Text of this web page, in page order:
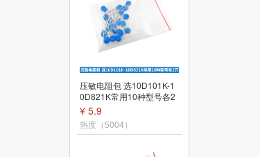
压敏电阻包 选10D101K-1
0D821K常用10种型号各2
只共20只
¥ 5.9
热度（5004）